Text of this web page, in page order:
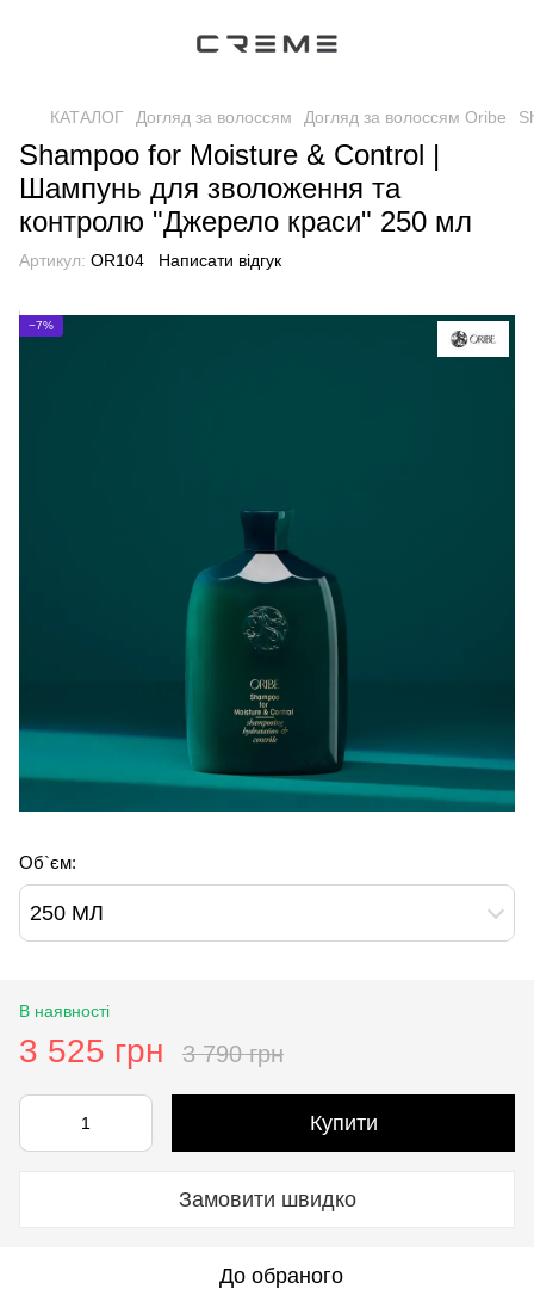
КАТАЛОГ Догляд за волоссям Догляд за волоссям Oribe
Shampoo for Moisture & Control |
Шампунь для зволоження та
контролю "Джерело краси" 250 мл
Артикул: OR104 Написати відгук
−7%
Об`єм:
250 МЛ
В наявності
3 525 грн 3 790 грн
Купити
Замовити швидко
До обраного